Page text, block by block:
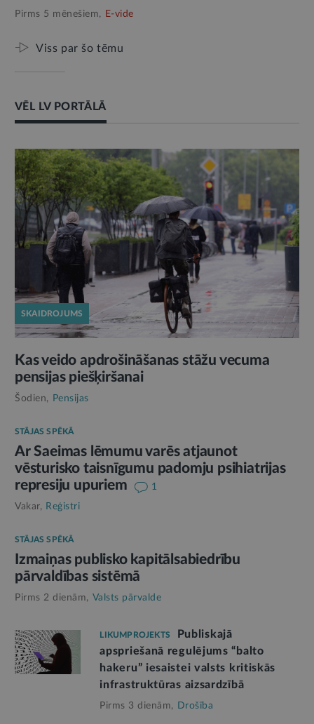
Pirms 5 mēnešiem, E-vide
Viss par šo tēmu
VĒL LV PORTĀLĀ
SKAIDROJUMS
Kas veido apdrošināšanas stāžu vecuma
pensijas piešķiršanai
Šodien, Pensijas
STĀJAS SPĒKĀ
Ar Saeimas lēmumu varēs atjaunot
vēsturisko taisnīgumu padomju psihiatrijas
represiju upuriem
1
Vakar, Reģistri
STĀJAS SPĒKĀ
Izmaiņas publisko kapitālsabiedrību
pārvaldības sistēmā
Pirms 2 dienām, Valsts pārvalde
LIKUMPROJEKTS
Publiskajā
apspriešanā regulējums “balto
hakeru” iesaistei valsts kritiskās
infrastruktūras aizsardzībā
Pirms 3 dienām, Drošība